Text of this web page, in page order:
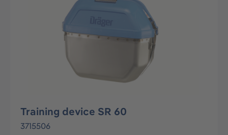
Training device SR 60
3715506